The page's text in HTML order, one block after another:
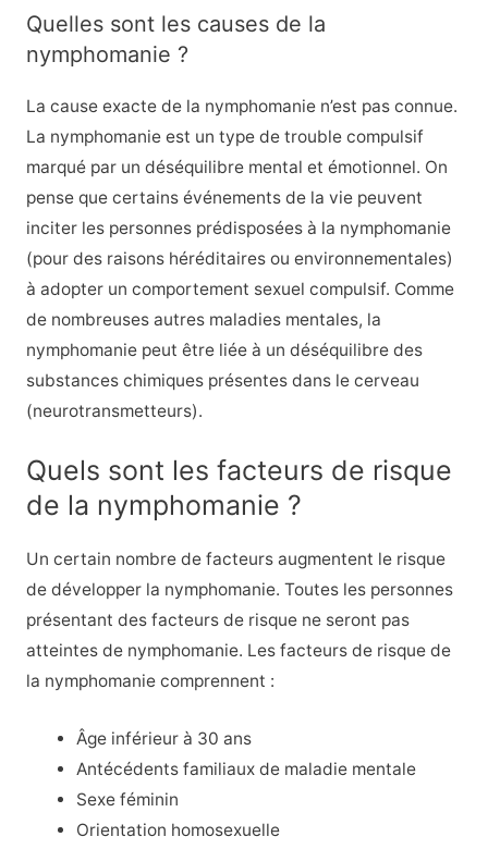
Quelles sont les causes de la
nymphomanie ?
La cause exacte de la nymphomanie n’est pas connue.
La nymphomanie est un type de trouble compulsif
marqué par un déséquilibre mental et émotionnel. On
pense que certains événements de la vie peuvent
inciter les personnes prédisposées à la nymphomanie
(pour des raisons héréditaires ou environnementales)
à adopter un comportement sexuel compulsif. Comme
de nombreuses autres maladies mentales, la
nymphomanie peut être liée à un déséquilibre des
substances chimiques présentes dans le cerveau
(neurotransmetteurs).
Quels sont les facteurs de risque
de la nymphomanie ?
Un certain nombre de facteurs augmentent le risque
de développer la nymphomanie. Toutes les personnes
présentant des facteurs de risque ne seront pas
atteintes de nymphomanie. Les facteurs de risque de
la nymphomanie comprennent :
Âge inférieur à 30 ans
Antécédents familiaux de maladie mentale
Sexe féminin
Orientation homosexuelle